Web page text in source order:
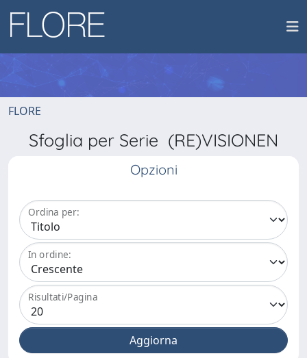
FLORE
Sfoglia per Serie (RE)VISIONEN
Opzioni
Ordina per:
In ordine:
Risultati/Pagina